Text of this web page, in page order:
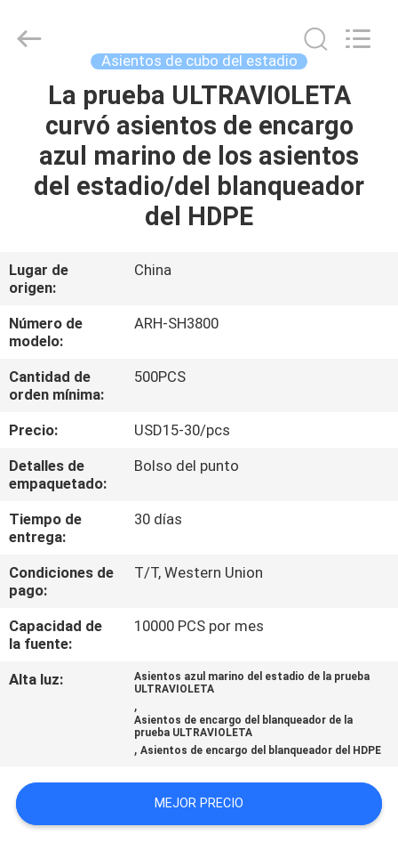
HOGAR
PRODUCTOS
VIAJE
DE
LA
FÁBRICA
CONTROL
DE
ÉNTRENOS
EN
CONTACTO
CON
UNA
CITA
Commercial
Co.,Ltd.
Asientos de cubo del estadio
La prueba ULTRAVIOLETA
curvó asientos de encargo
azul marino de los asientos
del estadio/del blanqueador
del HDPE
Lugar de
origen:
China
Número de
modelo:
ARH-SH3800
Cantidad de
orden mínima:
500PCS
Precio:
USD15-30/pcs
Detalles de
empaquetado:
Bolso del punto
Tiempo de
entrega:
30 días
Condiciones de
pago:
T/T, Western Union
Capacidad de
la fuente:
10000 PCS por mes
Alta luz:
Asientos azul marino del estadio de la prueba
ULTRAVIOLETA
,
Asientos de encargo del blanqueador de la
prueba ULTRAVIOLETA
,Asientos de encargo del blanqueador del HDPE
MEJOR PRECIO